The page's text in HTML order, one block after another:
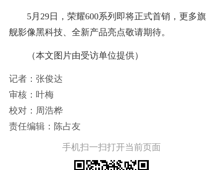
5月29日，荣耀600系列即将正式首销，更多旗
舰影像黑科技、全新产品亮点敬请期待。
（本文图片由受访单位提供）
记者：张俊达
审核：叶梅
校对：周浩桦
责任编辑：陈占友
手机扫一扫打开当前页面